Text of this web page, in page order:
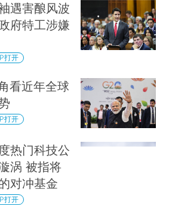
遇害酿风波
府特工涉嫌
打开
看近年全球
打开
热门科技公
涡 被指将
对冲基金
打开